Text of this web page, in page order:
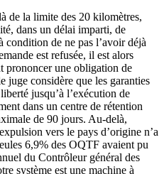
de la limite des 20 kilomètres,
dans un délai imparti, de
condition de ne pas l’avoir déjà
est refusée, il est alors
prononcer une obligation de
considère que les garanties
jusqu’à l’exécution de
dans un centre de rétention
de 90 jours. Au-delà,
vers le pays d’origine n’a
6,9% des OQTF avaient pu
du Contrôleur général des
système est une machine à